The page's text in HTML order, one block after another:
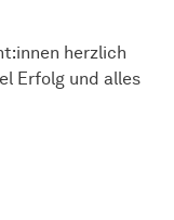
herzlich
Erfolg und alles